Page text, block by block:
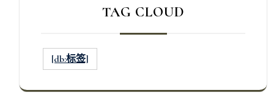
TAG CLOUD
[db:标签]